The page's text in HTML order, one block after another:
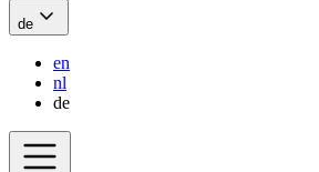
de
en
nl
de